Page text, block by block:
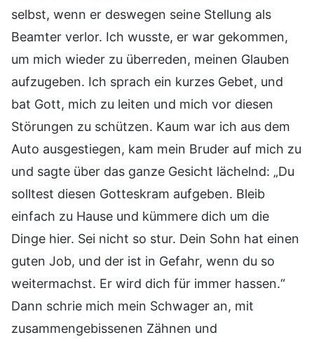
selbst, wenn er deswegen seine Stellung als
Beamter verlor. Ich wusste, er war gekommen,
um mich wieder zu überreden, meinen Glauben
aufzugeben. Ich sprach ein kurzes Gebet, und
bat Gott, mich zu leiten und mich vor diesen
Störungen zu schützen. Kaum war ich aus dem
Auto ausgestiegen, kam mein Bruder auf mich zu
und sagte über das ganze Gesicht lächelnd: „Du
solltest diesen Gotteskram aufgeben. Bleib
einfach zu Hause und kümmere dich um die
Dinge hier. Sei nicht so stur. Dein Sohn hat einen
guten Job, und der ist in Gefahr, wenn du so
weitermachst. Er wird dich für immer hassen.“
Dann schrie mich mein Schwager an, mit
zusammengebissenen Zähnen und